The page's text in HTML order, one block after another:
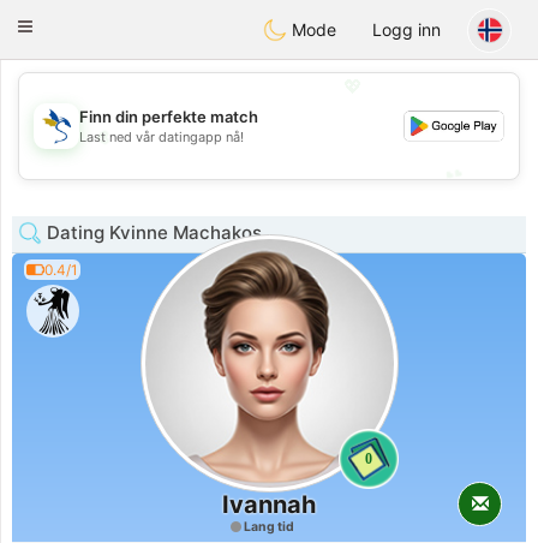
SvenskaDating
Toggle
Mode Logg inn
💖
💕
Finn din perfekte match
Last ned vår datingapp nå!
Dating Kvinne Machakos
0.4/1
0
Ivannah
Lang tid